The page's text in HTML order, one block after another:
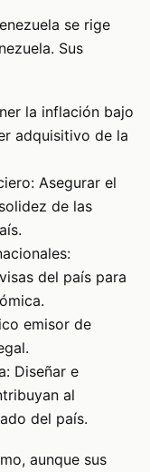
se rige
Sus
la inflación bajo
adquisitivo de la
Asegurar el
de las
del país para
emisor de
Diseñar e
al
del país.
aunque sus